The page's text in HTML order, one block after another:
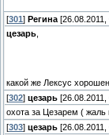
[301 ] Регина [26.08.2011,
цезарь
какой же Лексус
[302] цезарь [26.08.2011,
охота за Цезарем ( жаль
[303] цезарь [26.08.2011,